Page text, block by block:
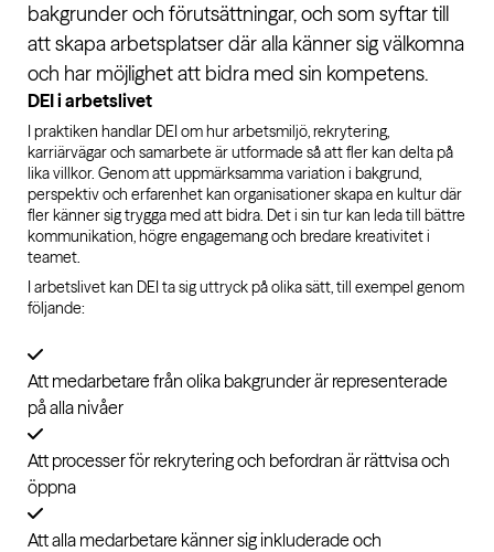
bakgrunder och förutsättningar, och som syftar till
att skapa arbetsplatser där alla känner sig välkomna
och har möjlighet att bidra med sin kompetens.
DEI i arbetslivet
I praktiken handlar DEI om hur arbetsmiljö, rekrytering,
karriärvägar och samarbete är utformade så att fler kan delta på
lika villkor. Genom att uppmärksamma variation i bakgrund,
perspektiv och erfarenhet kan organisationer skapa en kultur där
fler känner sig trygga med att bidra. Det i sin tur kan leda till bättre
kommunikation, högre engagemang och bredare kreativitet i
teamet.
I arbetslivet kan DEI ta sig uttryck på olika sätt, till exempel genom
följande:
Att medarbetare från olika bakgrunder är representerade
på alla nivåer
Att processer för rekrytering och befordran är rättvisa och
öppna
Att alla medarbetare känner sig inkluderade och